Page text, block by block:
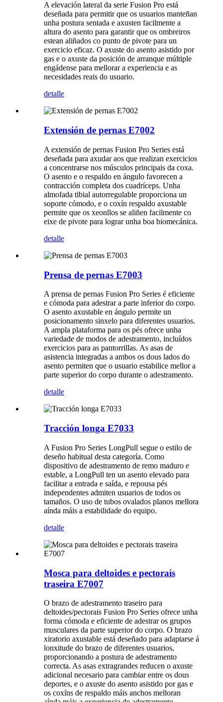
A elevación lateral da serie Fusion Pro está
deseñada para permitir que os usuarios manteñan
unha postura sentada e axusten facilmente a
altura do asento para garantir que os ombreiros
estean aliñados co punto de pivote para un
exercicio eficaz. O axuste do asento asistido por
gas e o axuste da posición de arranque múltiple
engádense para mellorar a experiencia e as
necesidades reais do usuario.
detalle
Extensión de pernas E7002
A extensión de pernas Fusion Pro Series está
deseñada para axudar aos que realizan exercicios
a concentrarse nos músculos principais da coxa.
O asento e o respaldo en ángulo favorecen a
contracción completa dos cuadríceps. Unha
almofada tibial autorregulable proporciona un
soporte cómodo, e o coxín respaldo axustable
permite que os xeonllos se aliñen facilmente co
eixe de pivote para lograr unha boa biomecánica.
detalle
Prensa de pernas E7003
A prensa de pernas Fusion Pro Series é eficiente
e cómoda para adestrar a parte inferior do corpo.
O asento axustable en ángulo permite un
posicionamento sinxelo para diferentes usuarios.
A ampla plataforma para os pés ofrece unha
variedade de modos de adestramento, incluídos
exercicios para as pantorrillas. As asas de
asistencia integradas a ambos os dous lados do
asento permiten que o usuario estabilice mellor a
parte superior do corpo durante o adestramento.
detalle
Tracción longa E7033
A Fusion Pro Series LongPull segue o estilo de
deseño habitual desta categoría. Como
dispositivo de adestramento de remo maduro e
estable, a LongPull ten un asento elevado para
facilitar a entrada e saída, e repousa pés
independentes admiten usuarios de todos os
tamaños. O uso de tubos ovalados planos mellora
aínda máis a estabilidade do equipo.
detalle
Mosca para deltoides e pectorais
traseira E7007
O brazo de adestramento traseiro para
deltoides/pectorais Fusion Pro Series ofrece unha
forma cómoda e eficiente de adestrar os grupos
musculares da parte superior do corpo. O brazo
xiratorio axustable está deseñado para adaptarse á
lonxitude do brazo de diferentes usuarios,
proporcionando a postura de adestramento
correcta. As asas extragrandes reducen o axuste
adicional necesario para cambiar entre os dous
deportes, e o axuste do asento asistido por gas e
os coxíns de respaldo máis anchos melloran